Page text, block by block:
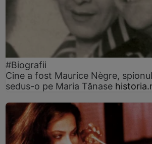
#Biografii
Cine a fost Maurice Nègre,
sedus-o pe Maria Tănase